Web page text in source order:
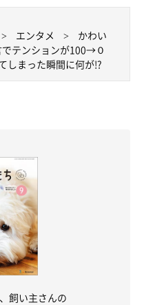
エンタメ
かわい
でテンションが100→０
まった瞬間に何が!?
飼い主さんの